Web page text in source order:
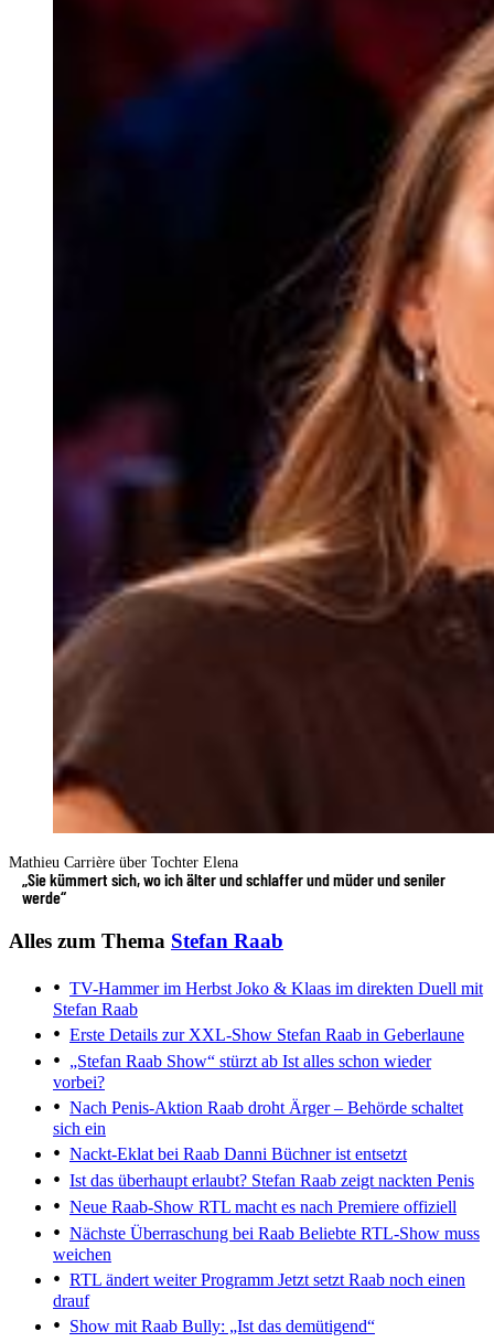
Mathieu Carrière über Tochter Elena
„Sie kümmert sich, wo ich älter und schlaffer und müder und seniler
werde“
Alles zum Thema Stefan Raab
TV-Hammer im Herbst Joko & Klaas im direkten Duell mit
Stefan Raab
Erste Details zur XXL-Show Stefan Raab in Geberlaune
„Stefan Raab Show“ stürzt ab Ist alles schon wieder
vorbei?
Nach Penis-Aktion Raab droht Ärger – Behörde schaltet
sich ein
Nackt-Eklat bei Raab Danni Büchner ist entsetzt
Ist das überhaupt erlaubt? Stefan Raab zeigt nackten Penis
Neue Raab-Show RTL macht es nach Premiere offiziell
Nächste Überraschung bei Raab Beliebte RTL-Show muss
weichen
RTL ändert weiter Programm Jetzt setzt Raab noch einen
drauf
Show mit Raab Bully: „Ist das demütigend“